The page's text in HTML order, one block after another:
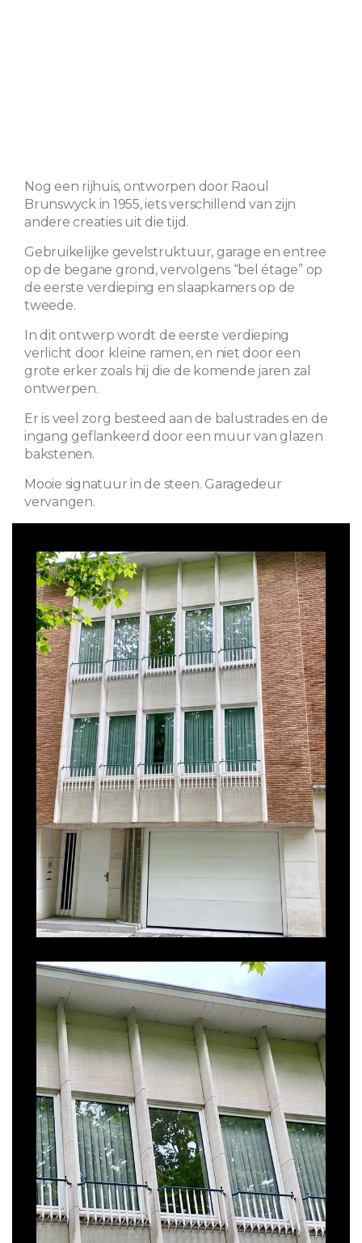
Nog een rijhuis, ontworpen door Raoul
Brunswyck in 1955, iets verschillend van zijn
andere creaties uit die tijd.
Gebruikelijke gevelstruktuur, garage en entree
op de begane grond, vervolgens “bel étage” op
de eerste verdieping en slaapkamers op de
tweede.
In dit ontwerp wordt de eerste verdieping
verlicht door kleine ramen, en niet door een
grote erker zoals hij die de komende jaren zal
ontwerpen.
Er is veel zorg besteed aan de balustrades en de
ingang geflankeerd door een muur van glazen
bakstenen.
Mooie signatuur in de steen. Garagedeur
vervangen.